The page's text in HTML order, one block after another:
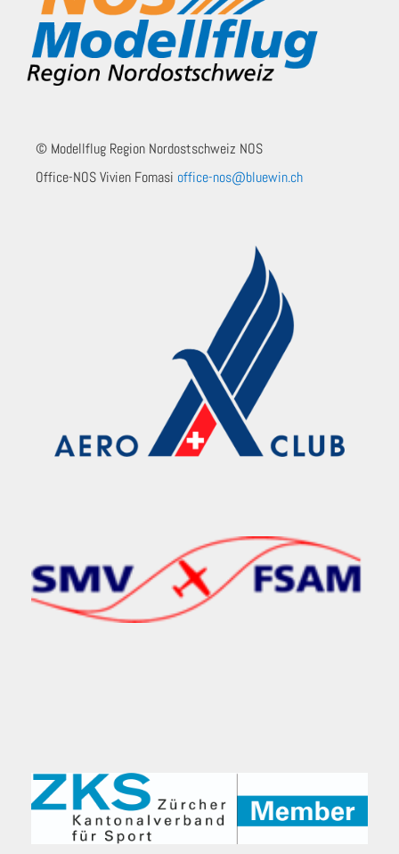
© Modellflug Region Nordostschweiz NOS
Office-NOS Vivien Fomasi office-nos@bluewin.ch